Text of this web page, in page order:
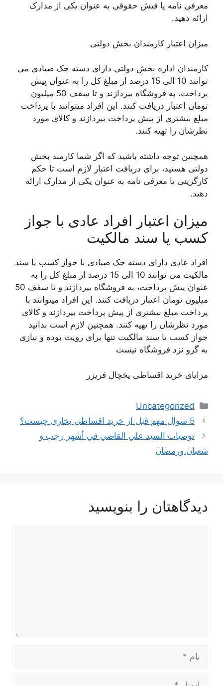
معرفی نامه یا فیش حقوقی به عنوان یکی از مدارک
ارائه دهید.
میزان اعتبار کارمندان بخش دولتی
کارمندان اداره بخش دولتی دارای دسته چک صیادی می
توانند 10 الی 15 درصد از مبلغ کل را به عنوان پیش
پرداخت، به فروشگاه بپردازند و تا سقف 50 میلیون
تومان اعتبار دریافت کنند. این افراد میتوانند با پرداخت
مبلغ بیشتری از پیش پرداخت بپردازند و کالای مورد
نظرشان را تهیه کنند.
همچنین توجه داشته باشید که اگر شما کارمند بخش
دولتی هستید، برای دریافت اعتبار لازم است تا حکم
کارگزینی یا معرفی نامه به عنوان یکی از مدارک ارائه
دهید.
میزان اعتبار افراد عادی با جواز
کسب یا سند مالکیت
افراد عادی دارای دسته چک صیادی با جواز کسب یا سند
مالکیت می توانند 10 الی 15 درصد از مبلغ کل را به
عنوان پیش پرداخت، به فروشگاه بپردازند و تا سقف 50
میلیون تومان اعتبار دریافت کنند. این افراد میتوانند با
پرداخت مبلغ بیشتری از پیش پرداخت بپردازند و کالای
مورد نظرشان را تهیه کنند. همچنین لازم است بدانید
جواز کسب یا سند مالکیت تنها برای رویت بوده و نیازی
به گرو نزد فروشگاه نیست
مزایای خرید اقساطی یخچال فریزر
دسته‌ها
Uncategorized
5 سوال مهم قبل از خرید اقساطی بخاری چیست؟
توصيات السيد علي القاضي في أشهر رجب و
شعبان ورمضان
دیدگاهتان را بنویسید